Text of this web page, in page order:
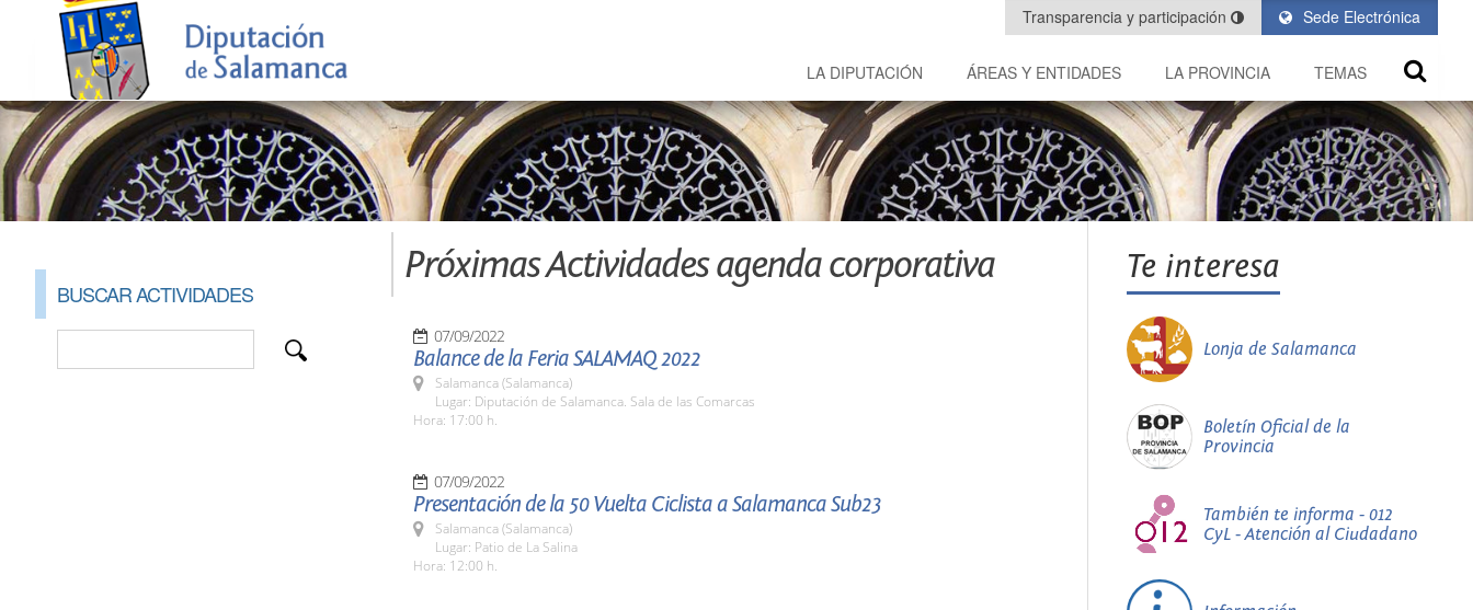
Sede Electrónica
Transparencia y participación
LA DIPUTACIÓN ÁREAS Y ENTIDADES LA PROVINCIA TEMAS
BUSCAR ACTIVIDADES
Próximas Actividades agenda corporativa
07/09/2022
Balance de la Feria SALAMAQ 2022
Salamanca (Salamanca)
Lugar: Diputación de Salamanca. Sala de las Comarcas
Hora: 17:00 h.
07/09/2022
Presentación de la 50 Vuelta Ciclista a Salamanca Sub23
Salamanca (Salamanca)
Lugar: Patio de La Salina
Hora: 12:00 h.
Te interesa
Lonja de Salamanca
Boletín Oficial de la
Provincia
También te informa - 012
CyL - Atención al Ciudadano